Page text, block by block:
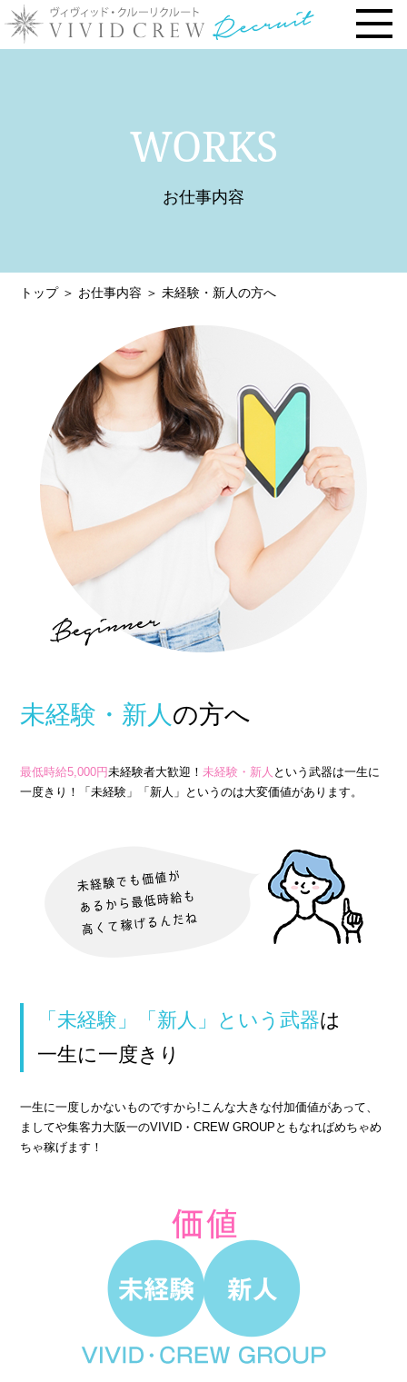
› 風俗店・キャバクラ店との違い
› お客様との連絡先交換一切なし
› 体験入店について
› 未経験・新人の方へ
他店との違い
› 他店とのお給料比較
› 他店との待遇の比較
› 他店との送りの比較
› VIVIDCREW梅田堂山店
› VIVIDCREWマダム梅田店
› VIVIDCREW Pink Party Paradise
お給料・待遇・環境
› 託児所代金全額負担
› お得な特典
› 連絡先交換、同伴アフター 一切なし！
› 県外でも送り無料
› お友達紹介キャンペーン
› お酒が飲めなくてもOK
› お給料明細公開中!
› アリバイ対策万全
› 個人ロッカーキレイな更衣室完備
› ニュース・トピックス
WORKS
お仕事内容
トップ＞ お仕事内容 ＞未経験・新人の方へ
未経験・新人 の方へ
最低時給5,000円未経験者大歓迎！未経験・新人 という武器は一生に
一度きり！「未経験」「新人」というのは大変価値があります。
「未経験」「新人」という武器は
一生に一度きり
一生に一度しかないものですから!こんな大きな付加価値があって、
ましてや集客力大阪一のVIVID・CREW GROUPともなればめちゃめ
ちゃ稼げます！